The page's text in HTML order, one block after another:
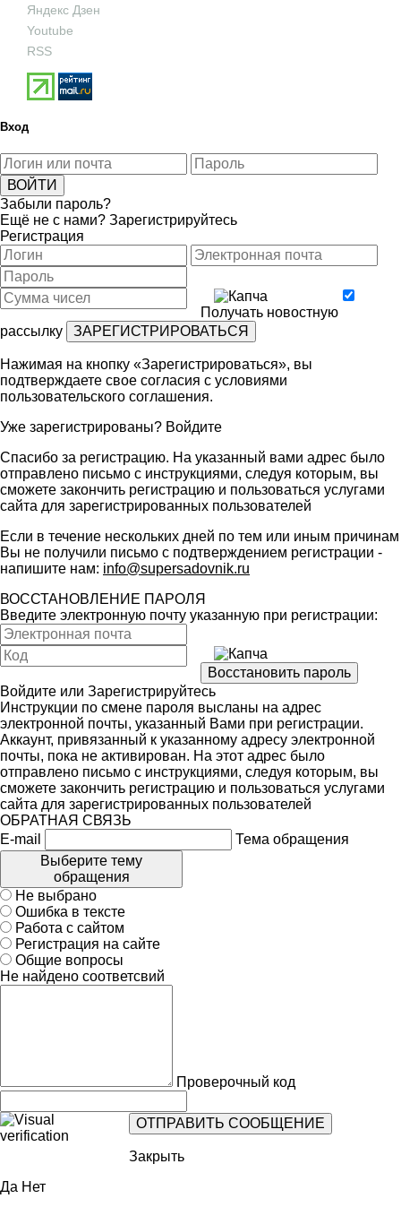
Яндекс Дзен
Youtube
RSS
Вход
Забыли пароль?
Ещё не с нами? Зарегистрируйтесь
Регистрация
Получать новостную
рассылку
Нажимая на кнопку «Зарегистрироваться», вы
подтверждаете свое согласия с условиями
пользовательского соглашения.
Уже зарегистрированы? Войдите
Спасибо за регистрацию. На указанный вами адрес было
отправлено письмо с инструкциями, следуя которым, вы
сможете закончить регистрацию и пользоваться услугами
сайта для зарегистрированных пользователей
Если в течение нескольких дней по тем или иным причинам
Вы не получили письмо с подтверждением регистрации -
напишите нам: info@supersadovnik.ru
ВОССТАНОВЛЕНИЕ ПАРОЛЯ
Введите электронную почту указанную при регистрации:
Войдите или Зарегистрируйтесь
Инструкции по смене пароля высланы на адрес
электронной почты, указанный Вами при регистрации.
Аккаунт, привязанный к указанному адресу электронной
почты, пока не активирован. На этот адрес было
отправлено письмо с инструкциями, следуя которым, вы
сможете закончить регистрацию и пользоваться услугами
сайта для зарегистрированных пользователей
ОБРАТНАЯ СВЯЗЬ
E-mail
Тема обращения
Выберите тему
обращения
Не выбрано
Ошибка в тексте
Работа с сайтом
Регистрация на сайте
Общие вопросы
Не найдено соответсвий
Проверочный код
Закрыть
Да Нет